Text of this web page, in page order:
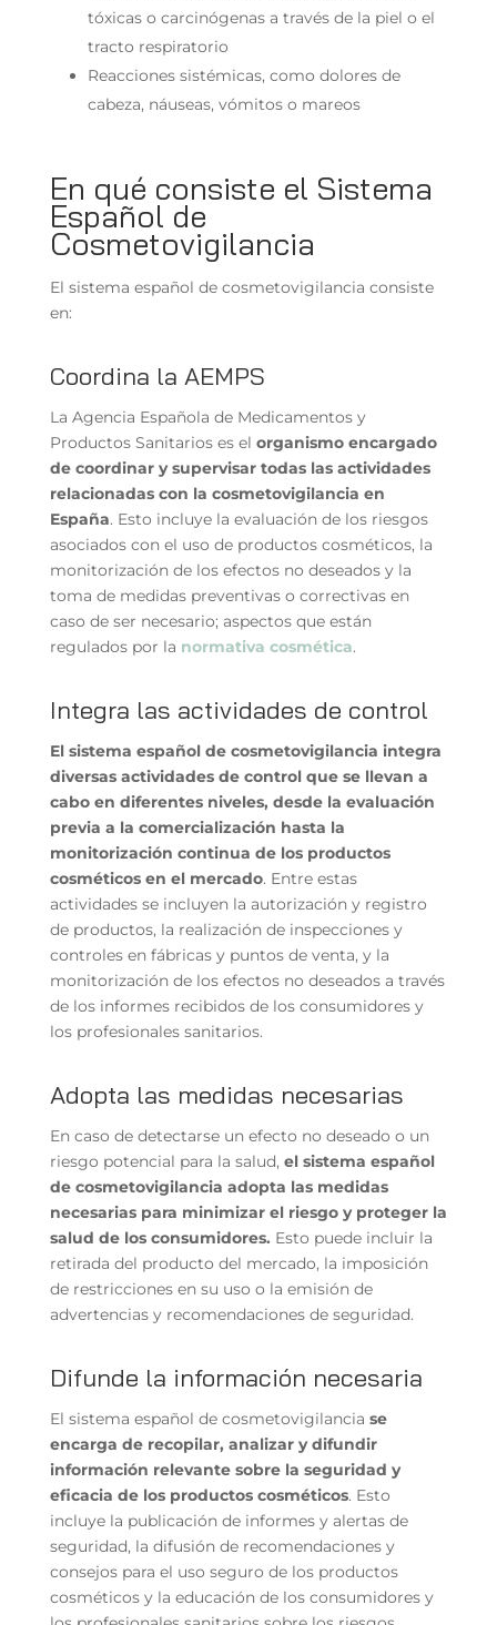
tóxicas o carcinógenas a través de la piel o el
tracto respiratorio
Reacciones sistémicas, como dolores de
cabeza, náuseas, vómitos o mareos
En qué consiste el Sistema
Español de
Cosmetovigilancia
El sistema español de cosmetovigilancia consiste
en:
Coordina la AEMPS
La Agencia Española de Medicamentos y
Productos Sanitarios es el organismo encargado
de coordinar y supervisar todas las actividades
relacionadas con la cosmetovigilancia en
España. Esto incluye la evaluación de los riesgos
asociados con el uso de productos cosméticos, la
monitorización de los efectos no deseados y la
toma de medidas preventivas o correctivas en
caso de ser necesario; aspectos que están
regulados por la normativa cosmética.
Integra las actividades de control
El sistema español de cosmetovigilancia integra
diversas actividades de control que se llevan a
cabo en diferentes niveles, desde la evaluación
previa a la comercialización hasta la
monitorización continua de los productos
cosméticos en el mercado. Entre estas
actividades se incluyen la autorización y registro
de productos, la realización de inspecciones y
controles en fábricas y puntos de venta, y la
monitorización de los efectos no deseados a través
de los informes recibidos de los consumidores y
los profesionales sanitarios.
Adopta las medidas necesarias
En caso de detectarse un efecto no deseado o un
riesgo potencial para la salud, el sistema español
de cosmetovigilancia adopta las medidas
necesarias para minimizar el riesgo y proteger la
salud de los consumidores. Esto puede incluir la
retirada del producto del mercado, la imposición
de restricciones en su uso o la emisión de
advertencias y recomendaciones de seguridad.
Difunde la información necesaria
El sistema español de cosmetovigilancia se
encarga de recopilar, analizar y difundir
información relevante sobre la seguridad y
eficacia de los productos cosméticos. Esto
incluye la publicación de informes y alertas de
seguridad, la difusión de recomendaciones y
consejos para el uso seguro de los productos
cosméticos y la educación de los consumidores y